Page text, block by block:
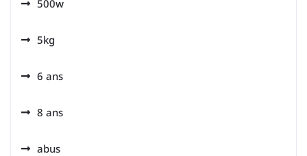
500w
5kg
6 ans
8 ans
abus